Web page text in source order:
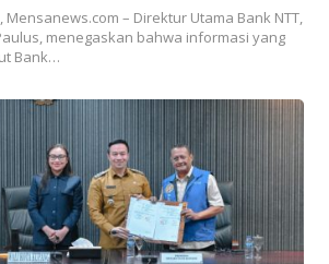
Mensanews.com – Direktur Utama Bank NTT,
menegaskan bahwa informasi yang
Bank…